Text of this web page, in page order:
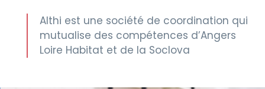
Althi est une société de coordination qui
mutualise des compétences d’Angers
Loire Habitat et de la Soclova